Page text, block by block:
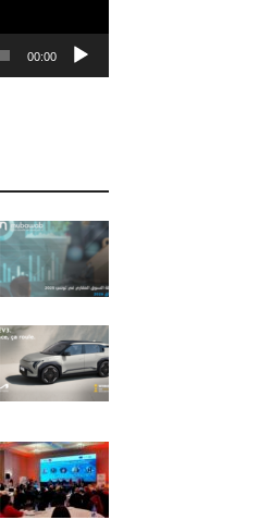
00:00